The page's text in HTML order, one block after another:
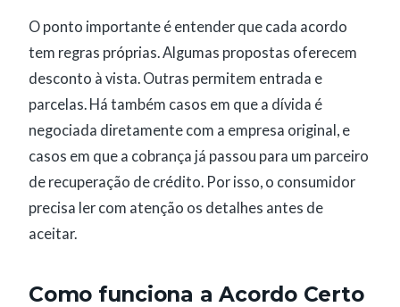
O ponto importante é entender que cada acordo
tem regras próprias. Algumas propostas oferecem
desconto à vista. Outras permitem entrada e
parcelas. Há também casos em que a dívida é
negociada diretamente com a empresa original, e
casos em que a cobrança já passou para um parceiro
de recuperação de crédito. Por isso, o consumidor
precisa ler com atenção os detalhes antes de
aceitar.
Como funciona a Acordo Certo